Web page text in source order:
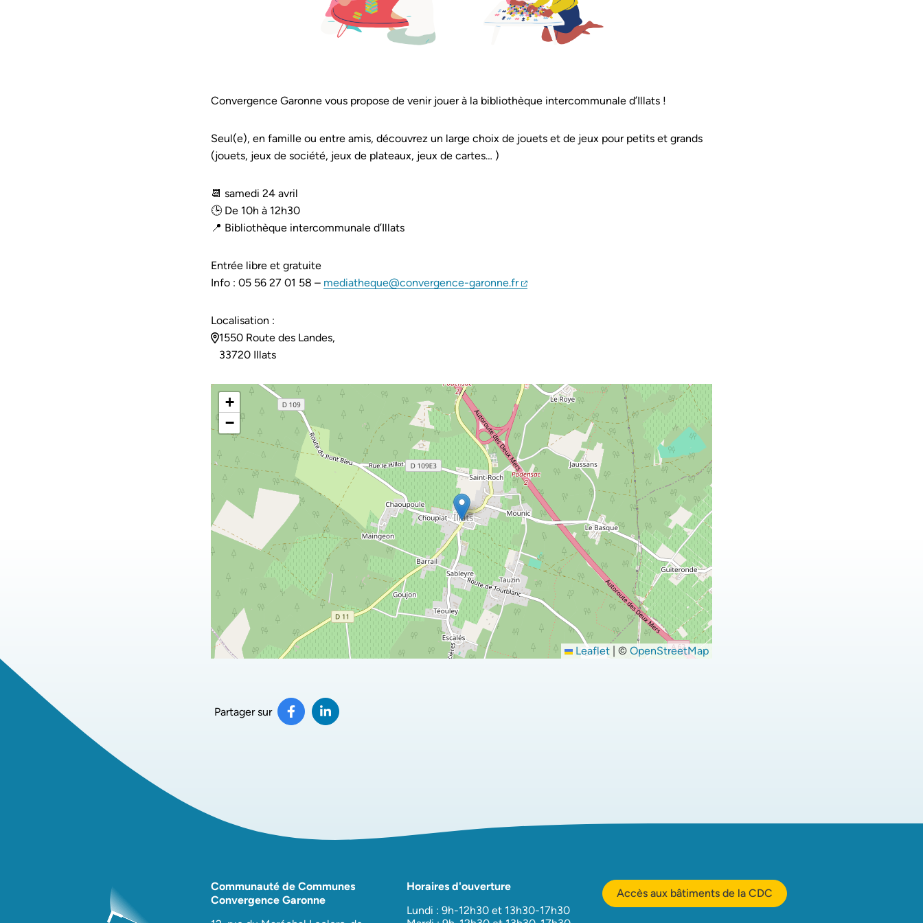
Convergence Garonne vous propose de venir jouer à la bibliothèque intercommunale d’Illats !
Seul(e), en famille ou entre amis, découvrez un large choix de jouets et de jeux pour petits et grands
(jouets, jeux de société, jeux de plateaux, jeux de cartes… )
📆 samedi 24 avril
🕒 De 10h à 12h30
📍 Bibliothèque intercommunale d’Illats
Entrée libre et gratuite
Info : 05 56 27 01 58 – mediatheque@convergence-garonne.fr (ouverture dans un nouvel onglet)
Localisation :
1550 Route des Landes,
33720 Illats
+
−
Leaflet © OpenStreetMap
Partager sur Partager sur Facebook
(ouverture dans un nouvel onglet)
Partager sur LinkedIn
(ouverture dans un nouvel onglet)
Communauté de Communes
Convergence Garonne
Horaires d'ouverture
Lundi : 9h-12h30 et 13h30-17h30
Accès aux bâtiments de la CDC